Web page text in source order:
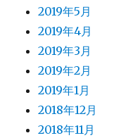
2019年5月
2019年4月
2019年3月
2019年2月
2019年1月
2018年12月
2018年11月